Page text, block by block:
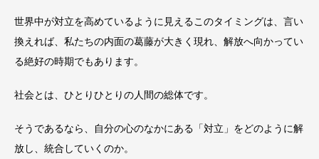
世界中が対立を高めているように見えるこのタイミングは、言い
換えれば、私たちの内面の葛藤が大きく現れ、解放へ向かってい
る絶好の時期でもあります。
社会とは、ひとりひとりの人間の総体です。
そうであるなら、自分の心のなかにある「対立」をどのように解
放し、統合していくのか。